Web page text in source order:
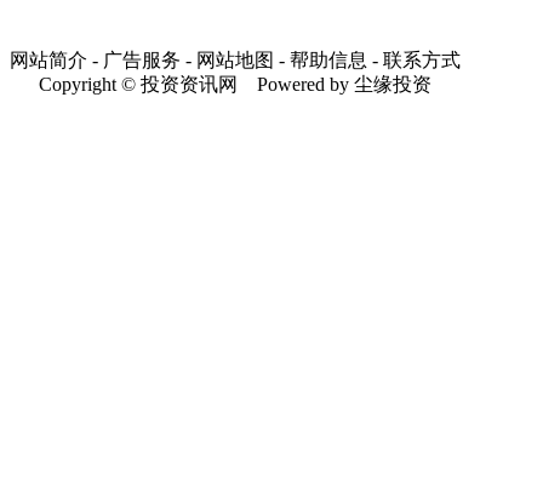
网站简介 - 广告服务 - 网站地图 - 帮助信息 - 联系方式
Copyright © 投资资讯网 Powered by 尘缘投资